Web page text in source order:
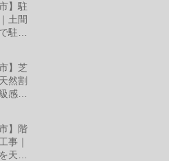
】駐
土間
駐車
】芝
然割
感あ
】階
事｜
天然